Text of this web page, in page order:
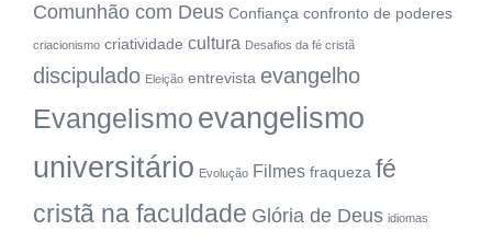
Comunhão com Deus Confiança confronto de poderes
criacionismo criatividade cultura Desafios da fé cristã
discipulado Eleição entrevista evangelho
Evangelismo evangelismo
universitário Evolução Filmes fraqueza fé
cristã na faculdade Glória de Deus idiomas